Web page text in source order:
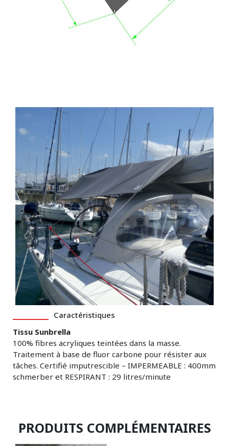
Caractéristiques
Tissu Sunbrella
100% fibres acryliques teintées dans la masse.
Traitement à base de fluor carbone pour résister aux
tâches. Certifié imputrescible – IMPERMEABLE : 400mm
schmerber et RESPIRANT : 29 litres/minute
PRODUITS COMPLÉMENTAIRES